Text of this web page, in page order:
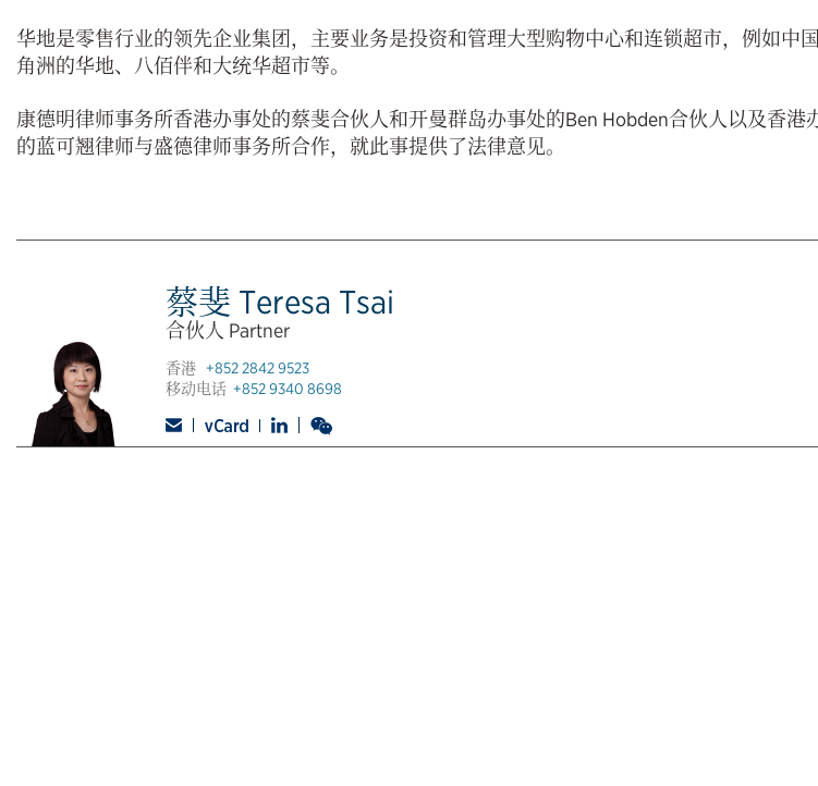
华地是零售行业的领先企业集团，主要业务是投资和管理大型购物中心和连锁超市，例如中
角洲的华地、八佰伴和大统华超市等。
康德明律师事务所香港办事处的蔡斐合伙人和开曼群岛办事处的Ben Hobden合伙人以及香港
的蓝可翘律师与盛德律师事务所合作，就此事提供了法律意见。
蔡斐 Teresa Tsai
合伙人 Partner
香港+852 2842 9523
移动电话+852 9340 8698